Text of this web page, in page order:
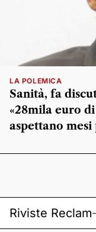
LA POLEMICA
Sanità, fa
«28mila euro
aspettano mesi
Riviste Reclam